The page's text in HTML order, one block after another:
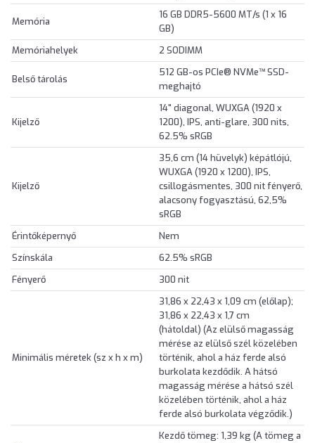
Memória
16 GB DDR5-5600 MT/s (1 x 16
GB)
Memóriahelyek
2 SODIMM
Belső tárolás
512 GB-os PCIe® NVMe™ SSD-
meghajtó
Kijelző
14" diagonal, WUXGA (1920 x
1200), IPS, anti-glare, 300 nits,
62.5% sRGB
Kijelző
35,6 cm (14 hüvelyk) képátlójú,
WUXGA (1920 x 1200), IPS,
csillogásmentes, 300 nit fényerő,
alacsony fogyasztású, 62,5%
sRGB
Érintőképernyő
Nem
Színskála
62.5% sRGB
Fényerő
300 nit
Minimális méretek (sz x h x m)
31,86 x 22,43 x 1,09 cm (előlap);
31,86 x 22,43 x 1,7 cm
(hátoldal) (Az elülső magasság
mérése az elülső szél közelében
történik, ahol a ház ferde alsó
burkolata kezdődik. A hátsó
magasság mérése a hátsó szél
közelében történik, ahol a ház
ferde alsó burkolata végződik.)
Kezdő tömeg: 1,39 kg (A tömeg a